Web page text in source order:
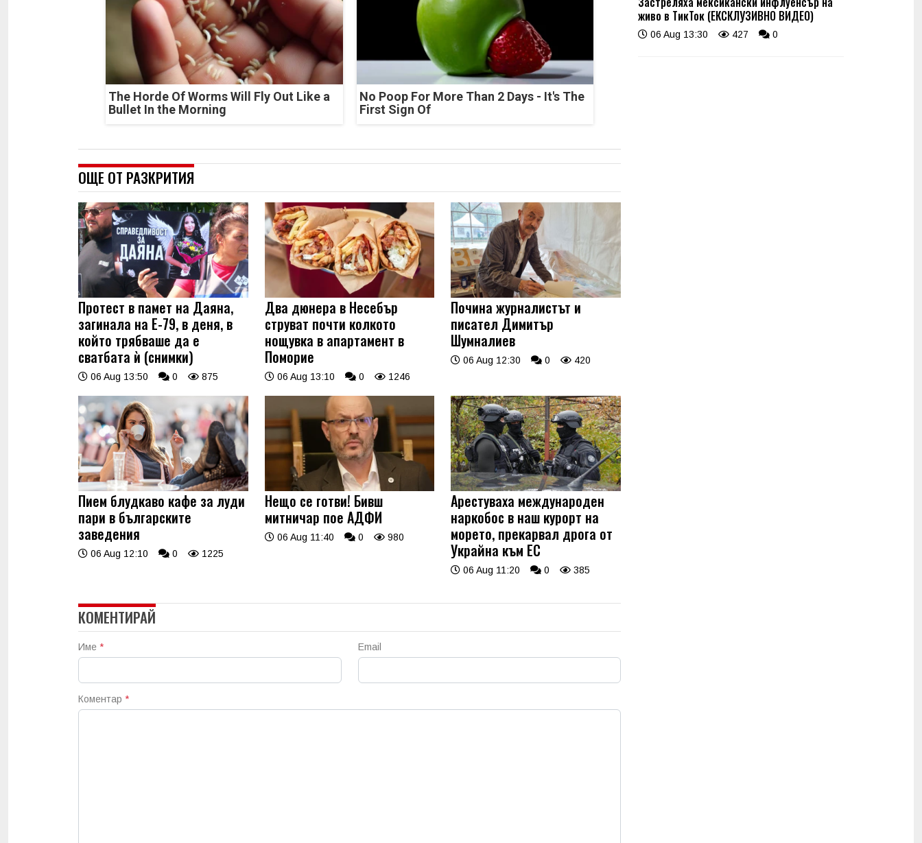
The Horde Of Worms Will Fly Out Like a
Bullet In the Morning
No Poop For More Than 2 Days - It's The
First Sign Of
ОЩЕ ОТ РАЗКРИТИЯ
Протест в памет на Даяна,
загинала на Е-79, в деня, в
който трябваше да е
сватбата ѝ (снимки)
06 Aug 13:50 0 875
Два дюнера в Несебър
струват почти колкото
нощувка в апартамент в
Поморие
06 Aug 13:10 0 1246
Почина журналистът и
писател Димитър
Шумналиев
06 Aug 12:30 0 420
Пием блудкаво кафе за луди
пари в българските
заведения
06 Aug 12:10 0 1225
Нещо се готви! Бивш
митничар пое АДФИ
06 Aug 11:40 0 980
Арестуваха международен
наркобос в наш курорт на
морето, прекарвал дрога от
Украйна към ЕС
06 Aug 11:20 0 385
КОМЕНТИРАЙ
Име * Email
Коментар *
живо в ТикТок (ЕКСКЛУЗИВНО ВИДЕО)
06 Aug 13:30 427 0